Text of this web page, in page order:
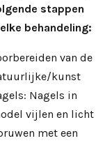
stappen
behandeling:
van de
kunst
Nagels in
vijlen en licht
met een